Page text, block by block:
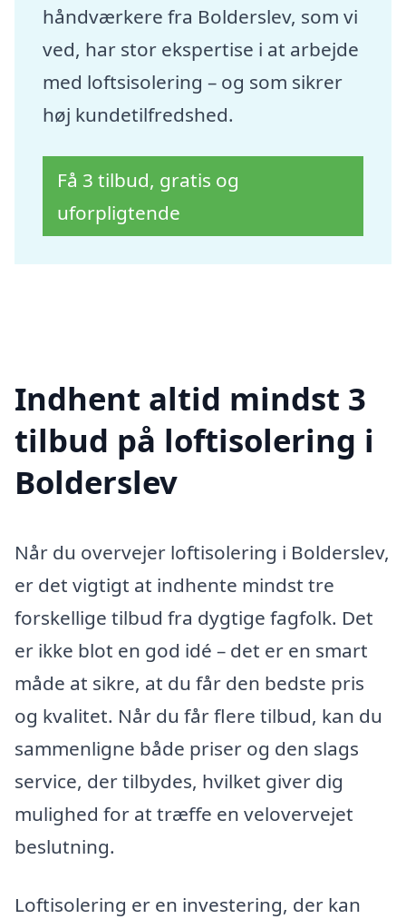
håndværkere fra Bolderslev, som vi
ved, har stor ekspertise i at arbejde
med loftsisolering – og som sikrer
høj kundetilfredshed.
Få 3 tilbud, gratis og
uforpligtende
Indhent altid mindst 3
tilbud på loftisolering i
Bolderslev
Når du overvejer loftisolering i Bolderslev,
er det vigtigt at indhente mindst tre
forskellige tilbud fra dygtige fagfolk. Det
er ikke blot en god idé – det er en smart
måde at sikre, at du får den bedste pris
og kvalitet. Når du får flere tilbud, kan du
sammenligne både priser og den slags
service, der tilbydes, hvilket giver dig
mulighed for at træffe en velovervejet
beslutning.
Loftisolering er en investering, der kan